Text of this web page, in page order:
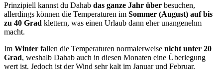
Prinzipiell kannst du Dahab das ganze Jahr über besuchen,
allerdings können die Temperaturen im Sommer (August) auf bis
zu 40 Grad klettern, was einen Urlaub dann eher unangenehm
macht.
Im Winter fallen die Temperaturen normalerweise nicht unter 20
Grad, weshalb Dahab auch in diesen Monaten eine Überlegung
wert ist. Jedoch ist der Wind sehr kalt im Januar und Februar.